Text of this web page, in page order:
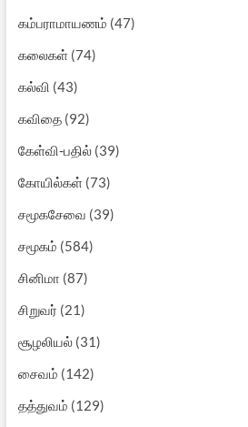
கம்பராமாயணம் (47)
கலைகள்(74)
கல்வி (43)
கவிதை(92)
கேள்வி-பதில்(39)
கோயில்கள்(73)
சமூகசேவை (39)
சமூகம் (584)
சினிமா (87)
சிறுவர் (21)
சூழலியல்(31)
சைவம் (142)
தத்துவம் (129)